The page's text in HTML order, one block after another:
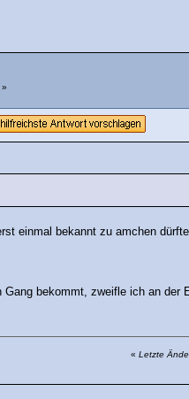
einmal bekannt zu amchen
bekommt, zweifle ich an der
« Letzte